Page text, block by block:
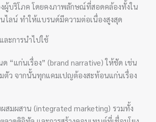
ผู้บริโภค โดยคงภาพลักษณ์ที่สอดคล้องทั้งใน
ลน์ ทำให้แบรนด์มีความต่อเนื่องสูงสุด
ะการนำไปใช้
ด “แก่นเรื่อง” (brand narrative) ให้ชัด เช่น
ตัว จากนั้นทุกแคมเปญต้องสะท้อนแก่นเรื่อง
สมผสาน (integrated marketing) รวมทั้ง